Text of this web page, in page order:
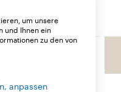
um unsere
und Ihnen ein
zu den von
anpassen